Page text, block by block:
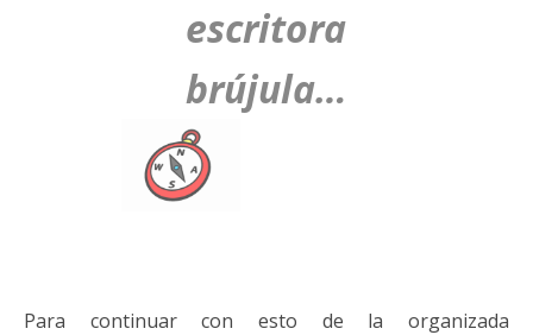
escritora
brújula…
Para continuar con esto de la organizada